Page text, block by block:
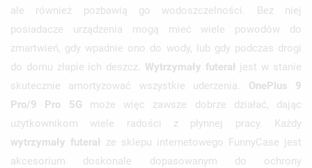
ale również pozbawią go wodoszczelności. Bez niej
posiadacze urządzenia mogą mieć wiele powodów do
zmartwień, gdy wpadnie ono do wody, lub gdy podczas drogi
do domu złapie ich deszcz. Wytrzymały futerał jest w stanie
skutecznie amortyzować wszystkie uderzenia. OnePlus 9
Pro/9 Pro 5G może więc zawsze dobrze działać, dając
użytkownikom wiele radości z płynnej pracy. Każdy
wytrzymały futerał ze sklepu internetowego FunnyCase jest
akcesorium doskonale dopasowanym do ochrony